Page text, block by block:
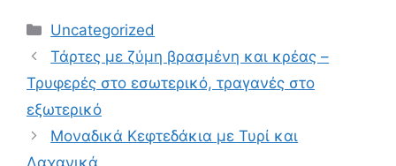
Categories
Uncategorized
Τάρτες με ζύμη βρασμένη και κρέας –
Τρυφερές στο εσωτερικό, τραγανές στο
εξωτερικό
Μοναδικά Κεφτεδάκια με Τυρί και
Λαχανικά